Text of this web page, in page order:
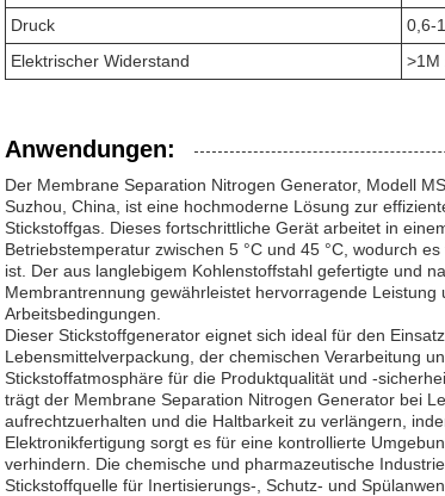
Druck
0,6-
Elektrischer Widerstand
>1M
Anwendungen:
Der Membrane Separation Nitrogen Generator, Modell
Suzhou, China, ist eine hochmoderne Lösung zur
Stickstoffgas. Dieses fortschrittliche Gerät arbeitet in
Betriebstemperatur zwischen 5 °C und 45 °C, wodurch
ist. Der aus langlebigem Kohlenstoffstahl gefertigte und
Membrantrennung gewährleistet hervorragende
Arbeitsbedingungen.
Dieser Stickstoffgenerator eignet sich ideal für den
Lebensmittelverpackung, der chemischen Verarbeitung
Stickstoffatmosphäre für die Produktqualität und -
trägt der Membrane Separation Nitrogen Generator bei
aufrechtzuerhalten und die Haltbarkeit zu verlängern,
Elektronikfertigung sorgt es für eine kontrollierte
verhindern. Die chemische und pharmazeutische
Stickstoffquelle für Inertisierungs-, Schutz- und